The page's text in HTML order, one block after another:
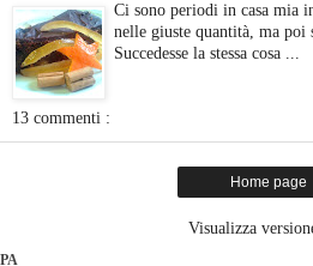
Ci sono periodi in casa mia
nelle giuste quantità, ma poi
Succedesse la stessa cosa ...
13 commenti :
Home page
Visualizza
PA